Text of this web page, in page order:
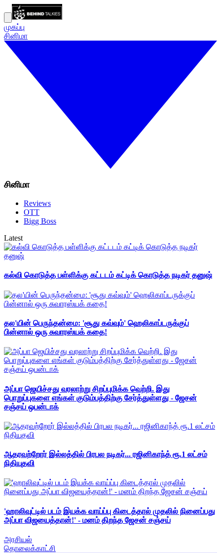
முகப்பு
சினிமா
சினிமா
Reviews
OTT
Bigg Boss
Latest
கல்வி கொடுத்த பள்ளிக்கு கட்டடம் கட்டிக் கொடுத்த நடிகர் தனுஷ்
தல'யின் பெருந்தன்மை: 'சூது கவ்வும்' ஹெலிகாப்டருக்குப்
பின்னால் ஒரு சுவாரஸ்யக் கதை!
அப்பா ஜெயிச்சது வரலாற்று சிறப்புமிக்க வெற்றி. இது
பொறுப்புகளை எங்கள் குடும்பத்திற்கு சேர்த்துள்ளது - ஜேசன்
சஞ்சய் ஒபன்டாக்
ஆதரவற்றோர் இல்லத்தில் பிரபல நடிகர்... ரஜினிகாந்த் ரூ.1 லட்சம்
நிதியுதவி
'ஹாலிவுட்டில் படம் இயக்க வாய்ப்பு கிடைத்தால் முதலில் நினைப்பது
அப்பா விஜயைத்தான்!' - மனம் திறந்த ஜேசன் சஞ்சய்
அரசியல்
தொலைக்காட்சி